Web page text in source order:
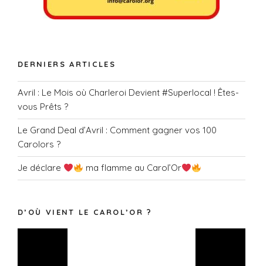
DERNIERS ARTICLES
Avril : Le Mois où Charleroi Devient #Superlocal ! Êtes-
vous Prêts ?
Le Grand Deal d’Avril : Comment gagner vos 100
Carolors ?
Je déclare ma flamme au Carol’Or
D’OÙ VIENT LE CAROL’OR ?